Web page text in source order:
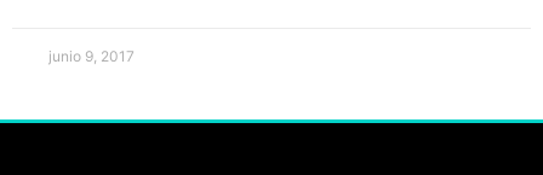
junio 9, 2017